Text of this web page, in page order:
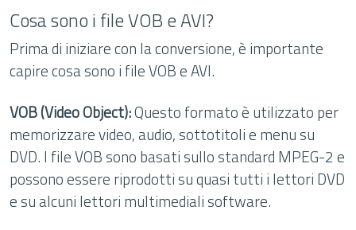
Cosa sono i file VOB e AVI?
Prima di iniziare con la conversione, è importante
capire cosa sono i file VOB e AVI.
VOB (Video Object):Questo formato è utilizzato per
memorizzare video, audio, sottotitoli e menu su
DVD. I file VOB sono basati sullo standard MPEG-2 e
possono essere riprodotti su quasi tutti i lettori DVD
e su alcuni lettori multimediali software.